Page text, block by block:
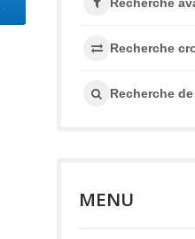
Recherche
Recherche
MENU